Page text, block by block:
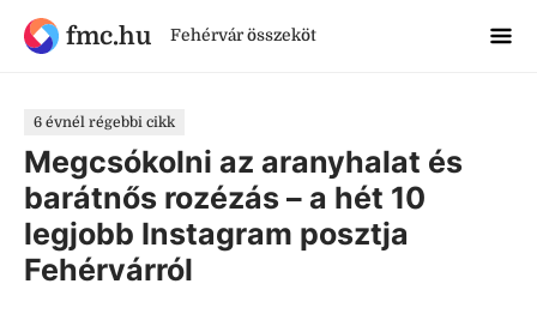
fmc.hu Fehérvár összeköt
6 évnél régebbi cikk
Megcsókolni az aranyhalat és
barátnős rozézás – a hét 10
legjobb Instagram posztja
Fehérvárról